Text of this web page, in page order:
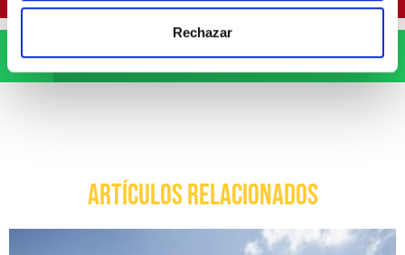
Rechazar
WhatsApp
ARTÍCULOS RELACIONADOS